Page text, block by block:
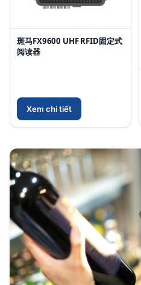
斑马FX9600 UHF RFID固定式
阅读器
Xem chi tiết